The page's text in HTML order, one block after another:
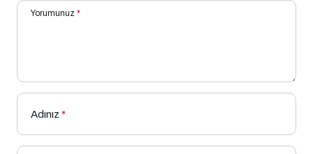
Yorumunuz *
Adınız *